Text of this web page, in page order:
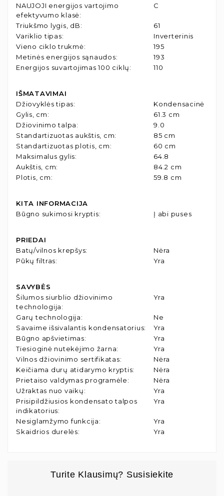
NAUJOJI energijos vartojimo
efektyvumo klasė:
C
Triukšmo lygis, dB:
61
Variklio tipas:
Inverterinis
Vieno ciklo trukmė:
195
Metinės energijos sąnaudos:
193
Energijos suvartojimas 100 ciklų: 110
IŠMATAVIMAI
Džiovyklės tipas:
Kondensacinė
Gylis, cm:
61.3 cm
Džiovinimo talpa:
9.0
Standartizuotas aukštis, cm:
85 cm
Standartizuotas plotis, cm:
60 cm
Maksimalus gylis:
64.8
Aukštis, cm:
84.2 cm
Plotis, cm: 59.8 cm
KITA INFORMACIJA
Būgno sukimosi kryptis: Į abi puses
PRIEDAI
Batų/vilnos krepšys:
Nėra
Pūkų filtras: Yra
SAVYBĖS
Šilumos siurblio džiovinimo
technologija:
Yra
Garų technologija:
Ne
Savaime išsivalantis kondensatorius:
Yra
Būgno apšvietimas:
Yra
Tiesioginė nutekėjimo žarna:
Yra
Vilnos džiovinimo sertifikatas:
Nėra
Keičiama durų atidarymo kryptis:
Nėra
Prietaiso valdymas programėle:
Nėra
Užraktas nuo vaikų:
Yra
Prisipildžiusios kondensato talpos
indikatorius:
Yra
Nesiglamžymo funkcija:
Yra
Skaidrios durelės: Yra
Turite Klausimų? Susisiekite